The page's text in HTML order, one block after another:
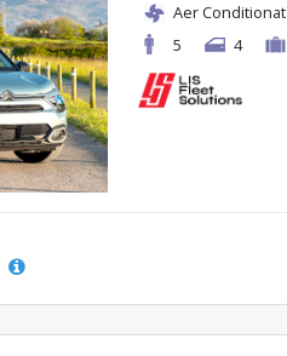
Aer Conditionat
5
4